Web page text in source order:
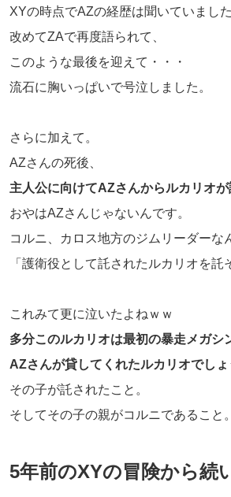
XYの時点でAZの経歴は聞いていました
改めてZAで再度語られて、
このような最後を迎えて・・・
流石に胸いっぱいで号泣しました。
さらに加えて。
AZさんの死後、
主人公に向けてAZさんからルカリオが
おやはAZさんじゃないんです。
コルニ、カロス地方のジムリーダーな
「護衛役として託されたルカリオを託
これみて更に泣いたよねｗｗ
多分このルカリオは最初の暴走メガシ
AZさんが貸してくれたルカリオでしょ
その子が託されたこと。
そしてその子の親がコルニであること。
5年前のXYの冒険から続